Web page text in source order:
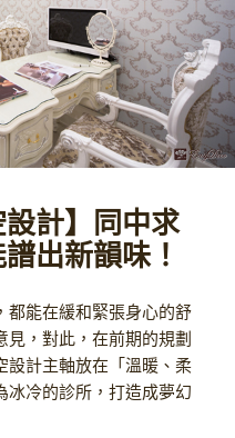
設計】同中求
出新韻味！
都能在緩和緊張身心的舒
，對此，在前期的規劃
設計主軸放在「溫暖、柔
冰冷的診所，打造成夢幻